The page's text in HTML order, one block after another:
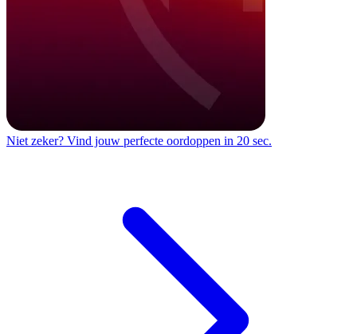
Niet zeker? Vind jouw perfecte oordoppen in 20 sec.